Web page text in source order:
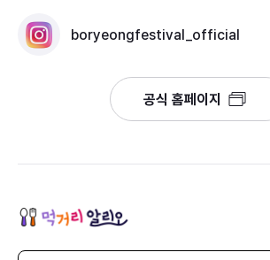
boryeongfestival_official
공식 홈페이지